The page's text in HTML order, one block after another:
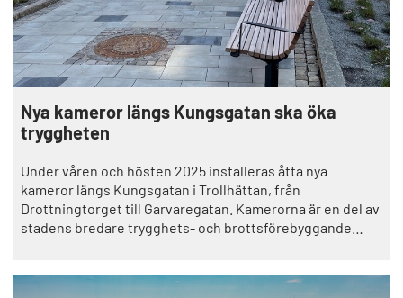
Nya kameror längs Kungsgatan ska öka
tryggheten
Under våren och hösten 2025 installeras åtta nya
kameror längs Kungsgatan i Trollhättan, från
Drottningtorget till Garvaregatan. Kamerorna är en del av
stadens bredare trygghets- och brottsförebyggande